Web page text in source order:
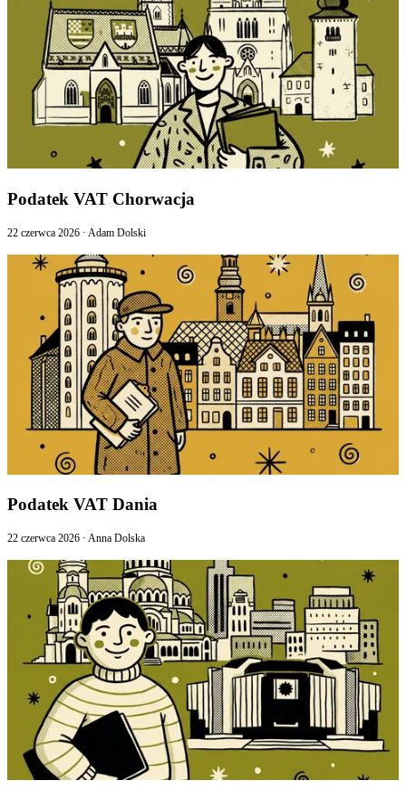
Podatek VAT Chorwacja
22 czerwca 2026 · Adam Dolski
Podatek VAT Dania
22 czerwca 2026 · Anna Dolska